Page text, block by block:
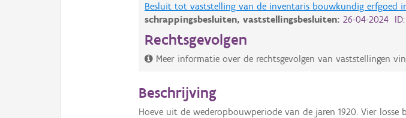
Besluit tot vaststelling van de inventaris bouwkundig erfgoed
schrappingsbesluiten,vaststellingsbesluiten:26-04-2024 ID:
Rechtsgevolgen
Meer informatie over de rechtsgevolgen van vaststellingen
Beschrijving
Hoeve uit de wederopbouwperiode van de jaren 1920. Vier losse